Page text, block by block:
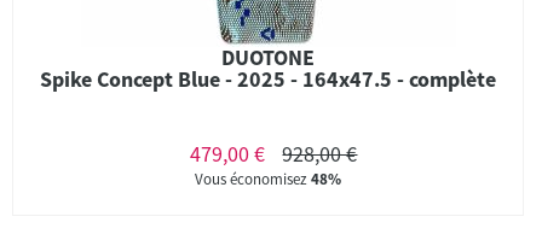
DUOTONE
Spike Concept Blue - 2025 - 164x47.5 - complète
479,00 € 928,00 €
Vous économisez48%